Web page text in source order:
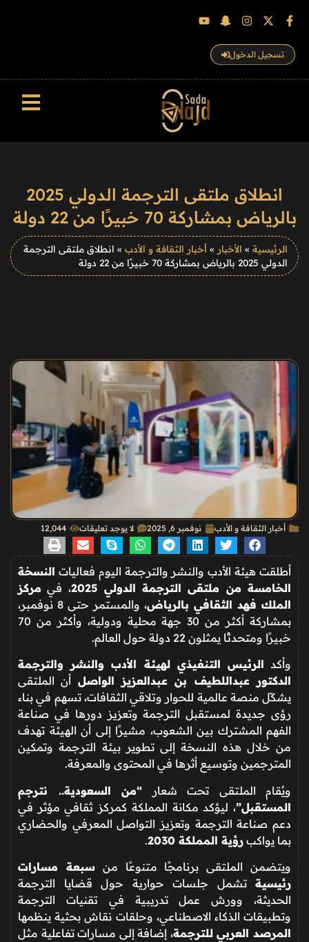
تسجيل الدخول
انطلاق ملتقى الترجمة الدولي 2025
بالرياض بمشاركة 70 خبيرًا من 22 دولة
الرئيسية » الأخبار » أخبار الثقافة و الأدب » انطلاق ملتقى الترجمة
الدولي 2025 بالرياض بمشاركة 70 خبيرًا من 22 دولة
أخبار الثقافة و الأدب نوفمبر 6, 2025 لا يوجد تعليقات 12٬044
أطلقت هيئة الأدب والنشر والترجمة اليوم فعاليات النسخة
الخامسة من ملتقى الترجمة الدولي 2025
، في مركز
الملك فهد الثقافي بالرياض
، والمستمر حتى 8 نوفمبر،
بمشاركة أكثر من 30 جهة محلية ودولية، وأكثر من 70
خبيرًا ومتحدثًا يمثلون 22 دولة حول العالم.
وأكد الرئيس التنفيذي لهيئة الأدب والنشر والترجمة
الدكتور عبداللطيف بن عبدالعزيز الواصل أن الملتقى
يشكّل منصة عالمية للحوار وتلاقي الثقافات، تسهم في بناء
رؤى جديدة لمستقبل الترجمة وتعزيز دورها في صناعة
الفهم المشترك بين الشعوب، مشيرًا إلى أن الهيئة تهدف
من خلال هذه النسخة إلى تطوير بيئة الترجمة وتمكين
المترجمين وتوسيع أثرها في المحتوى والمعرفة.
ويُقام الملتقى تحت شعار “من السعودية.. نترجم
المستقبل”، ليؤكد مكانة المملكة كمركز ثقافي مؤثر في
دعم صناعة الترجمة وتعزيز التواصل المعرفي والحضاري
بما يواكب رؤية المملكة 2030
.
ويتضمن الملتقى برنامجًا متنوعًا منسبعة مسارات
رئيسية تشمل جلسات حوارية حول قضايا الترجمة
الحديثة، وورش عمل تدريبية في تقنيات الترجمة
وتطبيقات الذكاء الاصطناعي، وحلقات نقاش بحثية ينظمها
المرصد العربي للترجمة، إضافة إلى مسارات تفاعلية مثل